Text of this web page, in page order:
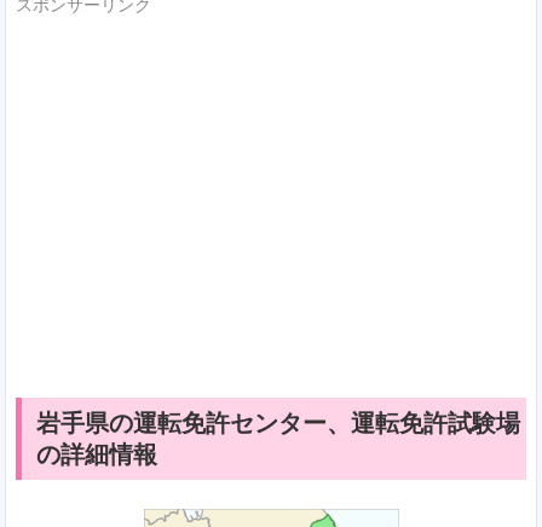
スポンサーリンク
岩手県の運転免許センター、運転免許試験場
の詳細情報